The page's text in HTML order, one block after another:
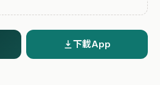
下載App